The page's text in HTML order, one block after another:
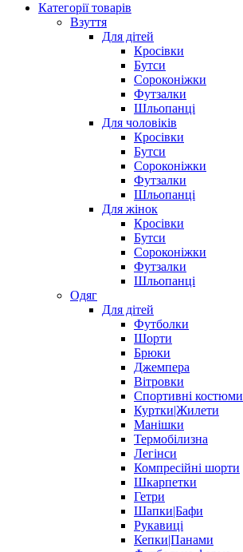
Категорії товарів
Взуття
Для дітей
Кросівки
Бутси
Сороконіжки
Футзалки
Шльопанці
Для чоловіків
Кросівки
Бутси
Сороконіжки
Футзалки
Шльопанці
Для жінок
Кросівки
Бутси
Сороконіжки
Футзалки
Шльопанці
Одяг
Для дітей
Футболки
Шорти
Брюки
Джемпера
Вітровки
Спортивні костюми
Куртки|Жилети
Манішки
Термобілизна
Легінси
Компресійні шорти
Шкарпетки
Гетри
Шапки|Бафи
Рукавиці
Кепки|Панами